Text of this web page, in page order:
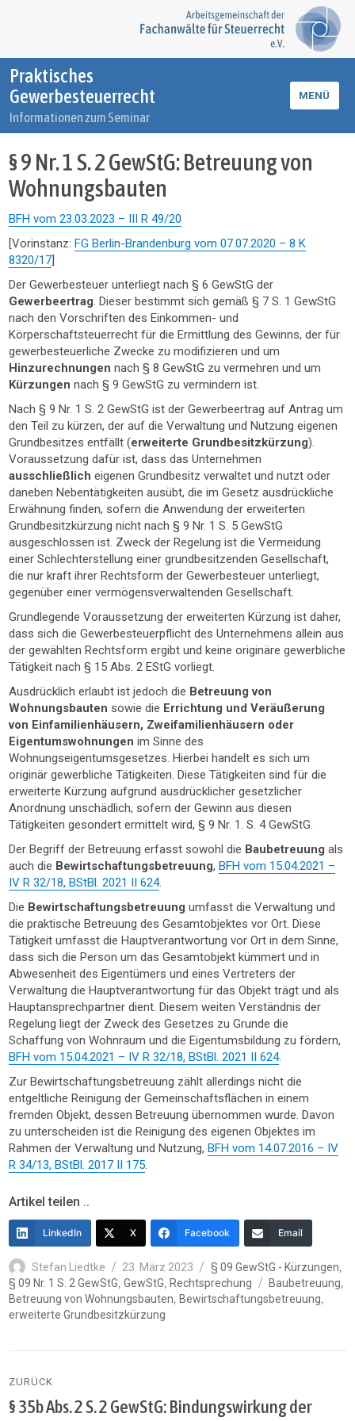
Praktisches
Gewerbesteuerrecht
Informationen zum Seminar
MENÜ
§ 9 Nr. 1 S. 2 GewStG: Betreuung von
Wohnungsbauten
BFH vom 23.03.2023 – III R 49/20
[Vorinstanz:FG Berlin-Brandenburg vom 07.07.2020 – 8 K
8320/17]
Der Gewerbesteuer unterliegt nach § 6 GewStG der
Gewerbeertrag. Dieser bestimmt sich gemäß § 7 S. 1 GewStG
nach den Vorschriften des Einkommen- und
Körperschaftsteuerrecht für die Ermittlung des Gewinns, der für
gewerbesteuerliche Zwecke zu modifizieren und um
Hinzurechnungennach § 8 GewStG zu vermehren und um
Kürzungennach § 9 GewStG zu vermindern ist.
Nach § 9 Nr. 1 S. 2 GewStG ist der Gewerbeertrag auf Antrag um
den Teil zu kürzen, der auf die Verwaltung und Nutzung eigenen
Grundbesitzes entfällt (erweiterte Grundbesitzkürzung).
Voraussetzung dafür ist, dass das Unternehmen
ausschließlicheigenen Grundbesitz verwaltet und nutzt oder
daneben Nebentätigkeiten ausübt, die im Gesetz ausdrückliche
Erwähnung finden, sofern die Anwendung der erweiterten
Grundbesitzkürzung nicht nach § 9 Nr. 1 S. 5 GewStG
ausgeschlossen ist. Zweck der Regelung ist die Vermeidung
einer Schlechterstellung einer grundbesitzenden Gesellschaft,
die nur kraft ihrer Rechtsform der Gewerbesteuer unterliegt,
gegenüber einer vermögensverwaltenden Gesellschaft.
Grundlegende Voraussetzung der erweiterten Kürzung ist daher,
dass sich die Gewerbesteuerpflicht des Unternehmens allein aus
der gewählten Rechtsform ergibt und keine originäre gewerbliche
Tätigkeit nach § 15 Abs. 2 EStG vorliegt.
Ausdrücklich erlaubt ist jedoch die Betreuung von
Wohnungsbauten sowie die Errichtung und Veräußerung
von Einfamilienhäusern, Zweifamilienhäusern oder
Eigentumswohnungen im Sinne des
Wohnungseigentumsgesetzes. Hierbei handelt es sich um
originär gewerbliche Tätigkeiten. Diese Tätigkeiten sind für die
erweiterte Kürzung aufgrund ausdrücklicher gesetzlicher
Anordnung unschädlich, sofern der Gewinn aus diesen
Tätigkeiten gesondert ermittelt wird, § 9 Nr. 1. S. 4 GewStG.
Der Begriff der Betreuung erfasst sowohl die Baubetreuungals
auch die Bewirtschaftungsbetreuung,BFH vom 15.04.2021 –
IV R 32/18, BStBl. 2021 II 624.
Die Bewirtschaftungsbetreuungumfasst die Verwaltung und
die praktische Betreuung des Gesamtobjektes vor Ort. Diese
Tätigkeit umfasst die Hauptverantwortung vor Ort in dem Sinne,
dass sich die Person um das Gesamtobjekt kümmert und in
Abwesenheit des Eigentümers und eines Vertreters der
Verwaltung die Hauptverantwortung für das Objekt trägt und als
Hauptansprechpartner dient. Diesem weiten Verständnis der
Regelung liegt der Zweck des Gesetzes zu Grunde die
Schaffung von Wohnraum und die Eigentumsbildung zu fördern,
BFH vom 15.04.2021 – IV R 32/18, BStBl. 2021 II 624.
Zur Bewirtschaftungsbetreuung zählt allerdings nicht die
entgeltliche Reinigung der Gemeinschaftsflächen in einem
fremden Objekt, dessen Betreuung übernommen wurde. Davon
zu unterscheiden ist die Reinigung des eigenen Objektes im
Rahmen der Verwaltung und Nutzung,BFH vom 14.07.2016 – IV
R 34/13, BStBl. 2017 II 175.
Artikel teilen ..
LinkedIn X Facebook Email
Autor
Stefan Liedtke
Veröffentlicht
am
23. März 2023 Kategorien
§ 09 GewStG - Kürzungen,
§ 09 Nr. 1 S. 2 GewStG,GewStG,Rechtsprechung Schlagwörter
Baubetreuung,
Betreuung von Wohnungsbauten,Bewirtschaftungsbetreuung,
erweiterte Grundbesitzkürzung
ZURÜCK
Vorheriger
§ 35b Abs. 2 S. 2 GewStG: Bindungswirkung der